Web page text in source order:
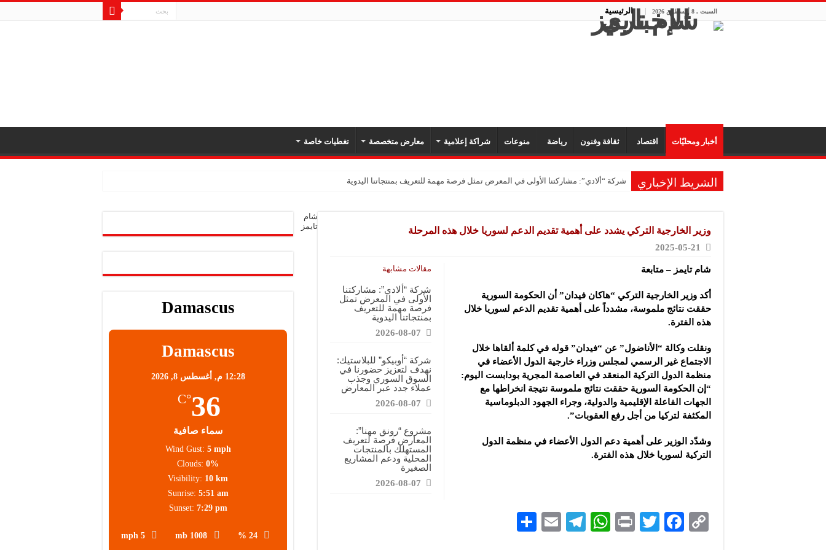
السبت , 8 أغسطس 2026 الرئيسية
أخبار ومحليّات اقتصاد ثقافة وفنون رياضة منوعات شراكة إعلامية معارض متخصصة تغطيات خاصة
الشريط الإخباري شركة “ألادي”: مشاركتنا الأولى في المعرض تمثل فرصة مهمة للتعريف بمنتجاتنا اليدوية
وزير الخارجية التركي يشدد على أهمية تقديم الدعم لسوريا خلال هذه المرحلة
2025-05-21
مقالات مشابهة
شركة “ألادي”: مشاركتنا
الأولى في المعرض تمثل
فرصة مهمة للتعريف
بمنتجاتنا اليدوية
2026-08-07
شركة “أوبيكو” للبلاستيك:
نهدف لتعزيز حضورنا في
السوق السوري وجذب
عملاء جدد عبر المعارض
2026-08-07
مشروع “رونق مهنا”:
المعارض فرصة لتعريف
المستهلك بالمنتجات
المحلية ودعم المشاريع
الصغيرة
2026-08-07
شام تايمز – متابعة
أكد وزير الخارجية التركي “هاكان فيدان” أن الحكومة السورية
حققت نتائج ملموسة، مشدداً على أهمية تقديم الدعم لسوريا خلال
هذه الفترة.
ونقلت وكالة “الأناضول” عن “فيدان” قوله في كلمة ألقاها خلال
الاجتماع غير الرسمي لمجلس وزراء خارجية الدول الأعضاء في
منظمة الدول التركية المنعقد في العاصمة المجرية بودابست اليوم:
“إن الحكومة السورية حققت نتائج ملموسة نتيجة انخراطها مع
الجهات الفاعلة الإقليمية والدولية، وجراء الجهود الدبلوماسية
المكثفة لتركيا من أجل رفع العقوبات”.
وشدّد الوزير على أهمية دعم الدول الأعضاء في منظمة الدول
التركية لسوريا خلال هذه الفترة.
C
F
T
P
W
Te
E
Damascus
Damascus
12:28 م, أغسطس 8, 2026
36
°C
سماء صافية
24 %
1008 mb
5 mph
Wind Gust: 5 mph
Clouds: 0%
Visibility: 10 km
Sunrise: 5:51 am
Sunset: 7:29 pm
شام
تايمز